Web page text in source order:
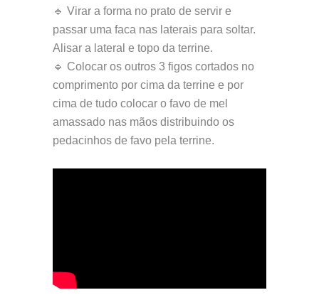
🔹 Virar a forma no prato de servir e
passar uma faca nas laterais para soltar.
Alisar a lateral e topo da terrine.
🔹 Colocar os outros 3 figos cortados no
comprimento por cima da terrine e por
cima de tudo colocar o favo de mel
amassado nas mãos distribuindo os
pedacinhos de favo pela terrine.